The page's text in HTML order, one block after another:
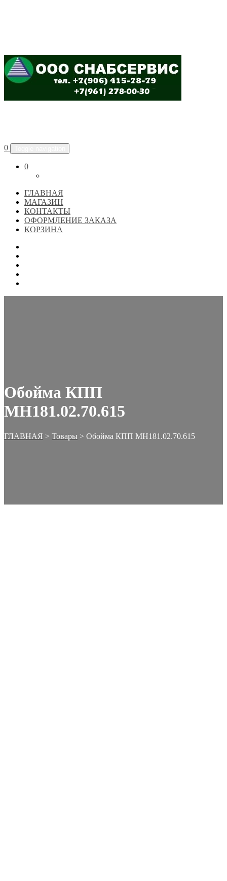
0
0
ГЛАВНАЯ
МАГАЗИН
КОНТАКТЫ
ОФОРМЛЕНИЕ ЗАКАЗА
КОРЗИНА
Обойма КПП
МН181.02.70.615
ГЛАВНАЯ > Товары > Обойма КПП МН181.02.70.615